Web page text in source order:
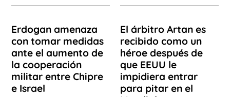
Erdogan amenaza
con tomar medidas
ante el aumento de
la cooperación
militar entre Chipre
e Israel
El árbitro Artan es
recibido como un
héroe después de
que EEUU le
impidiera entrar
para pitar en el